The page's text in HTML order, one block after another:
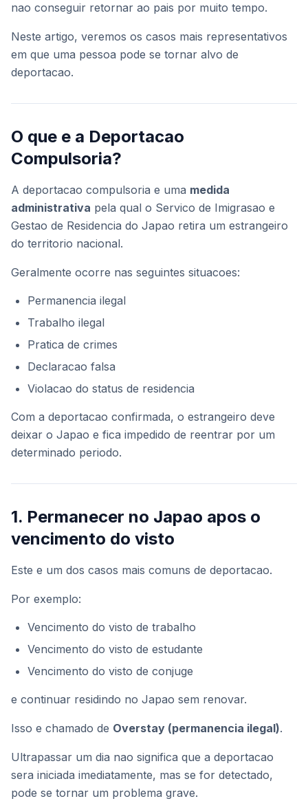
nao conseguir retornar ao pais por muito tempo.
Neste artigo, veremos os casos mais representativos
em que uma pessoa pode se tornar alvo de
deportacao.
O que e a Deportacao
Compulsoria?
A deportacao compulsoria e uma medida
administrativa pela qual o Servico de Imigrasao e
Gestao de Residencia do Japao retira um estrangeiro
do territorio nacional.
Geralmente ocorre nas seguintes situacoes:
Permanencia ilegal
Trabalho ilegal
Pratica de crimes
Declaracao falsa
Violacao do status de residencia
Com a deportacao confirmada, o estrangeiro deve
deixar o Japao e fica impedido de reentrar por um
determinado periodo.
1. Permanecer no Japao apos o
vencimento do visto
Este e um dos casos mais comuns de deportacao.
Por exemplo:
Vencimento do visto de trabalho
Vencimento do visto de estudante
Vencimento do visto de conjuge
e continuar residindo no Japao sem renovar.
Isso e chamado de Overstay (permanencia ilegal).
Ultrapassar um dia nao significa que a deportacao
sera iniciada imediatamente, mas se for detectado,
pode se tornar um problema grave.